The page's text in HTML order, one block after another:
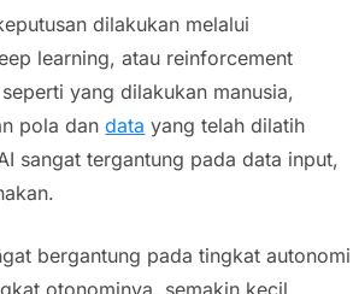
dilakukan melalui
learning, atau reinforcement
yang dilakukan manusia,
pola dandata yang telah dilatih
sangat tergantung pada data input,
bergantung pada tingkat autonomi
otonominya, semakin kecil